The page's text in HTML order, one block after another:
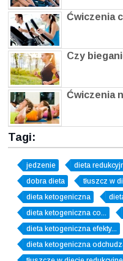
Ćwiczenia
Czy
Ćwiczenia
Tagi:
jedzenie dieta
dobra dieta
tłuszcz w
dieta ketogeniczna
dieta ketogeniczna co...
dieta ketogeniczna efekty...
dieta ketogeniczna